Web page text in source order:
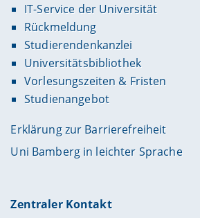
IT-Service der Universität
Rückmeldung
Studierendenkanzlei
Universitätsbibliothek
Vorlesungszeiten & Fristen
Studienangebot
Erklärung zur Barrierefreiheit
Uni Bamberg in leichter Sprache
Zentraler Kontakt